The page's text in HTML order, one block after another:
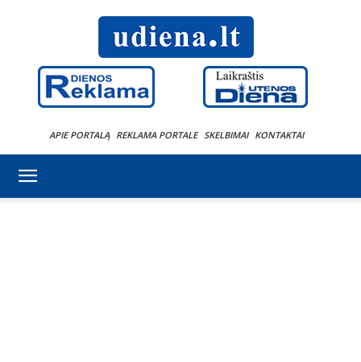
APIE PORTALĄ REKLAMA PORTALE SKELBIMAI KONTAKTAI